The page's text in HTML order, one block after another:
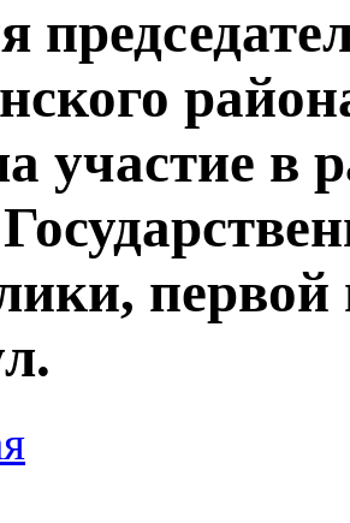
участие в